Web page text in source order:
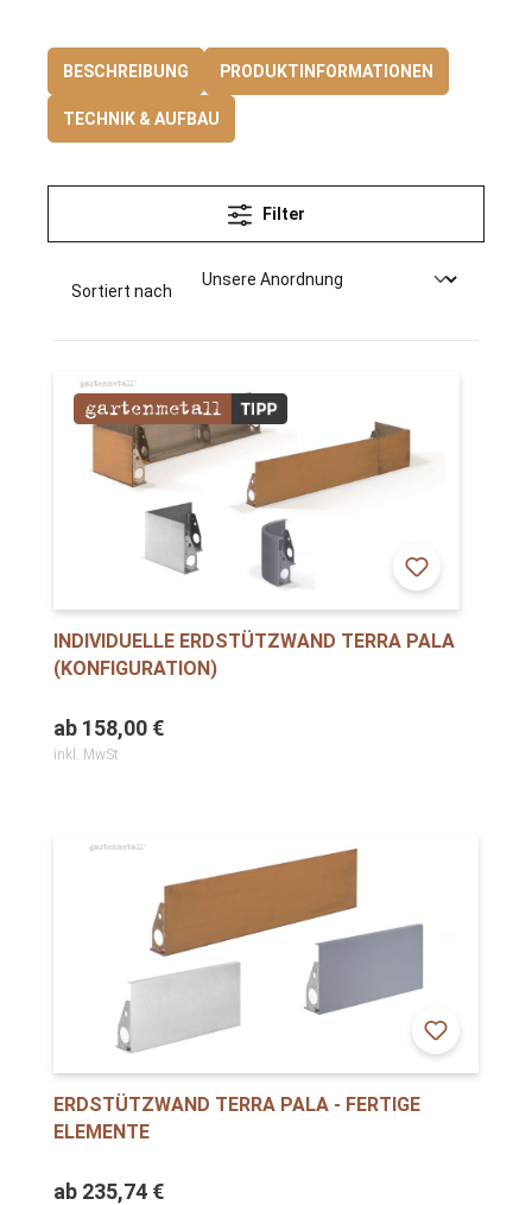
BESCHREIBUNG PRODUKTINFORMATIONEN
TECHNIK & AUFBAU
Filter
Sortiert nach
INDIVIDUELLE ERDSTÜTZWAND TERRA PALA
(KONFIGURATION)
ab 158,00 €
inkl. MwSt
ERDSTÜTZWAND TERRA PALA - FERTIGE
ELEMENTE
ab 235,74 €